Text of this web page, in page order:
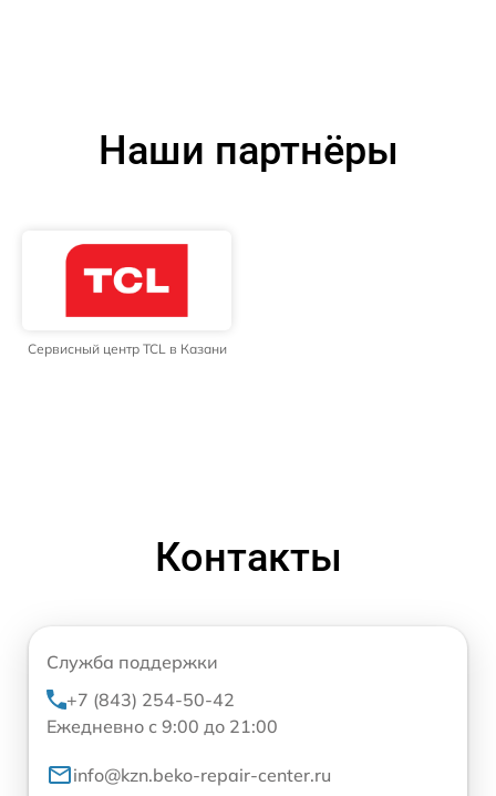
Наши партнёры
Сервисный центр TCL в Казани
Контакты
Служба поддержки
+7 (843) 254-50-42
Ежедневно с 9:00 до 21:00
info@kzn.beko-repair-center.ru